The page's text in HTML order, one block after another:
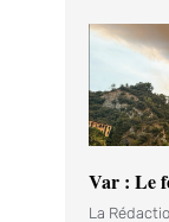
Var : Le
La